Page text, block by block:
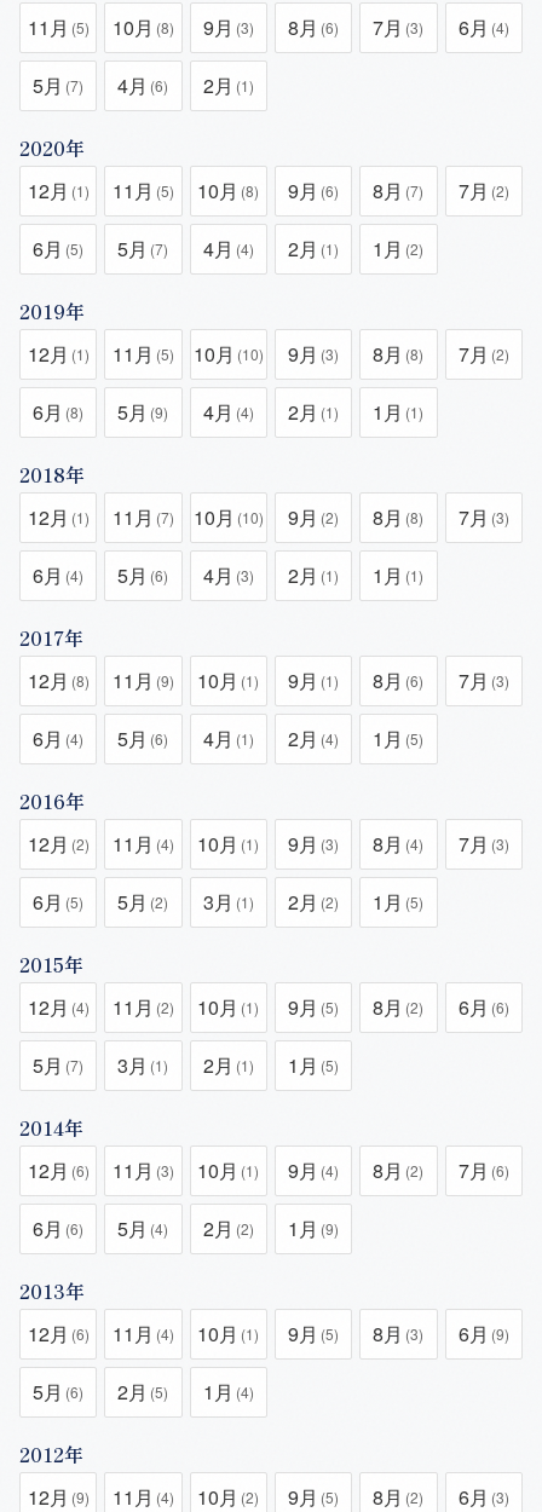
11月 (5) 10月 (8) 9月 (3) 8月 (6) 7月 (3) 6月 (4)
5月 (7) 4月 (6) 2月 (1)
2020年
12月 (1) 11月 (5) 10月 (8) 9月 (6) 8月 (7) 7月 (2)
6月 (5) 5月 (7) 4月 (4) 2月 (1) 1月 (2)
2019年
12月 (1) 11月 (5) 10月 (10) 9月 (3) 8月 (8) 7月 (2)
6月 (8) 5月 (9) 4月 (4) 2月 (1) 1月 (1)
2018年
12月 (1) 11月 (7) 10月 (10) 9月 (2) 8月 (8) 7月 (3)
6月 (4) 5月 (6) 4月 (3) 2月 (1) 1月 (1)
2017年
12月 (8) 11月 (9) 10月 (1) 9月 (1) 8月 (6) 7月 (3)
6月 (4) 5月 (6) 4月 (1) 2月 (4) 1月 (5)
2016年
12月 (2) 11月 (4) 10月 (1) 9月 (3) 8月 (4) 7月 (3)
6月 (5) 5月 (2) 3月 (1) 2月 (2) 1月 (5)
2015年
12月 (4) 11月 (2) 10月 (1) 9月 (5) 8月 (2) 6月 (6)
5月 (7) 3月 (1) 2月 (1) 1月 (5)
2014年
12月 (6) 11月 (3) 10月 (1) 9月 (4) 8月 (2) 7月 (6)
6月 (6) 5月 (4) 2月 (2) 1月 (9)
2013年
12月 (6) 11月 (4) 10月 (1) 9月 (5) 8月 (3) 6月 (9)
5月 (6) 2月 (5) 1月 (4)
2012年
12月 (9) 11月 (4) 10月 (2) 9月 (5) 8月 (2) 6月 (3)